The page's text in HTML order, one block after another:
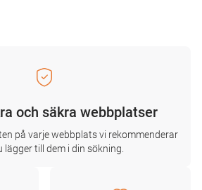
och säkra webbplatser
på varje webbplats vi rekommenderar
lägger till dem i din sökning.